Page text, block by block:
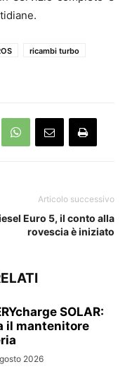
ricambi turbo
Articolo successivo
Euro 5, il conto alla
rovescia è iniziato
SOLAR:
il mantenitore
2026